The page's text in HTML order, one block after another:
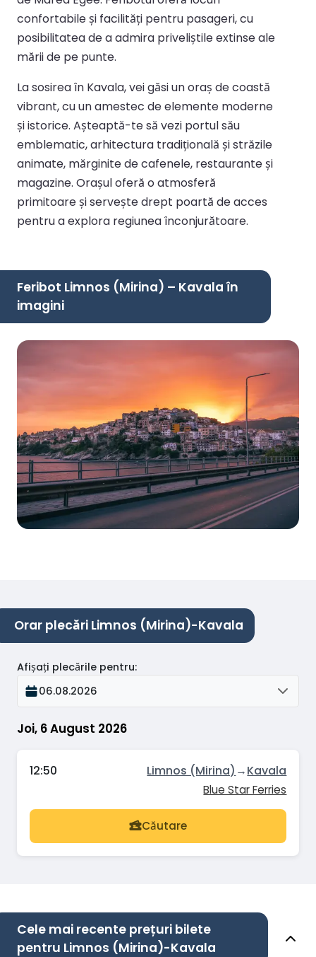
confortabile și facilități pentru pasageri, cu
posibilitatea de a admira priveliștile extinse ale
mării de pe punte.
La sosirea în Kavala, vei găsi un oraș de coastă
vibrant, cu un amestec de elemente moderne
și istorice. Așteaptă-te să vezi portul său
emblematic, arhitectura tradițională și străzile
animate, mărginite de cafenele, restaurante și
magazine. Orașul oferă o atmosferă
primitoare și servește drept poartă de acces
pentru a explora regiunea înconjurătoare.
Feribot Limnos (Mirina) – Kavala în
imagini
Orar plecări Limnos (Mirina)-Kavala
Joi, 6 August 2026
Afișați plecările pentru:
06.08.2026
12:50 Limnos (Mirina) →Kavala
Blue Star Ferries
Căutare
Cele mai recente prețuri bilete
pentru Limnos (Mirina)-Kavala